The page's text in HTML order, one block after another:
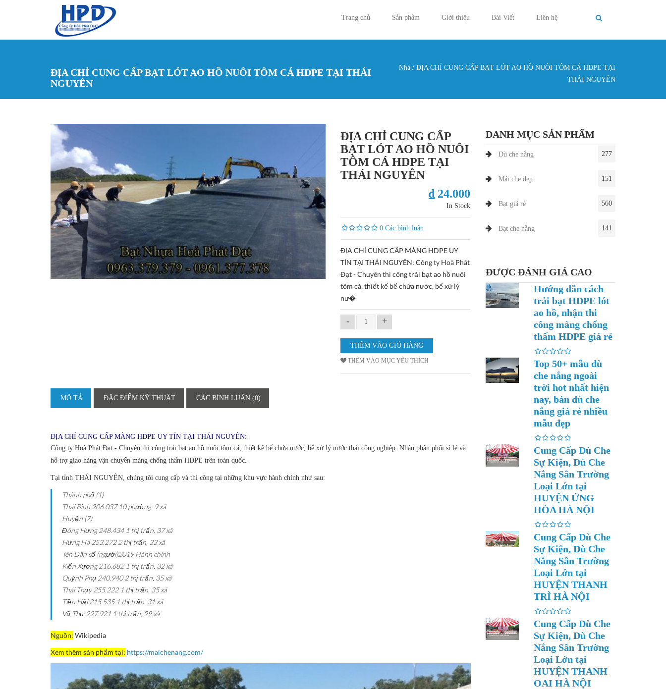
Trang chủ
Sản phẩm Giới thiệu Bài Viết Liên hệ
ĐỊA CHỈ CUNG CẤP BẠT LÓT AO HỒ NUÔI TÔM CÁ HDPE TẠI THÁI
NGUYÊN
Nhà / ĐỊA CHỈ CUNG CẤP BẠT LÓT AO HỒ NUÔI TÔM CÁ HDPE TẠI
THÁI NGUYÊN
ĐỊA CHỈ CUNG CẤP
BẠT LÓT AO HỒ NUÔI
TÔM CÁ HDPE TẠI
THÁI NGUYÊN
₫ 24.000
In Stock
0 Các bình luận
ĐỊA CHỈ CUNG CẤP MÀNG HDPE UY
TÍN TẠI THÁI NGUYÊN: Công ty Hoà Phát
Đạt - Chuyên thi công trải bạt ao hồ nuôi
tôm cá, thiết kế bể chứa nước, bể xử lý
nư�
- +
THÊM VÀO MỤC YÊU THÍCH
MÔ TẢ ĐẶC ĐIỂM KỸ THUẬT CÁC BÌNH LUẬN (0)
ĐỊA CHỈ CUNG CẤP MÀNG HDPE UY TÍN TẠI THÁI NGUYÊN:
Công ty Hoà Phát Đạt - Chuyên thi công trải bạt ao hồ nuôi tôm cá, thiết kế bể chứa nước, bể xử lý nước thải công nghiệp. Nhận phân phối sỉ lẻ và
hỗ trợ giao hàng vận chuyển màng chống thấm HDPE trên toàn quốc.
Tại tỉnh THÁI NGUYÊN, chúng tôi cung cấp và thi công tại những khu vực hành chính như sau:
Thành phố (1)
Thái Bình 206.037 10 phường, 9 xã
Huyện (7)
Đông Hưng 248.434 1 thị trấn, 37 xã
Hưng Hà 253.272 2 thị trấn, 33 xã
Tên Dân số (người)2019 Hành chính
Kiến Xương 216.682 1 thị trấn, 32 xã
Quỳnh Phụ 240.940 2 thị trấn, 35 xã
Thái Thụy 255.222 1 thị trấn, 35 xã
Tiền Hải 215.535 1 thị trấn, 31 xã
Vũ Thư 227.921 1 thị trấn, 29 xã
Nguồn: Wikipedia
Xem thêm sản phẩm tại: https://maichenang.com/
DANH MỤC SẢN PHẨM
Dù che nắng 277
Mái che đẹp 151
Bạt giá rẻ 560
Bạt che nắng 141
ĐƯỢC ĐÁNH GIÁ CAO
Hướng dẫn cách
trải bạt HDPE lót
ao hồ, nhận thi
công màng chống
thấm HDPE giá rẻ
Top 50+ mẫu dù
che nắng ngoài
trời hot nhất hiện
nay, bán dù che
nắng giá rẻ nhiều
mẫu đẹp
Cung Cấp Dù Che
Sự Kiện, Dù Che
Nắng Sân Trường
Loại Lớn tại
HUYỆN ỨNG
HÒA HÀ NỘI
Cung Cấp Dù Che
Sự Kiện, Dù Che
Nắng Sân Trường
Loại Lớn tại
HUYỆN THANH
TRÌ HÀ NỘI
Cung Cấp Dù Che
Sự Kiện, Dù Che
Nắng Sân Trường
Loại Lớn tại
HUYỆN THANH
OAI HÀ NỘI